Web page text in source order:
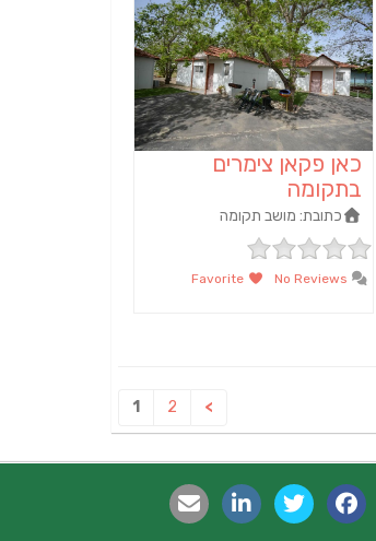
כאן פקאן צימרים
בתקומה
כתובת: מושב תקומה
1 2 >